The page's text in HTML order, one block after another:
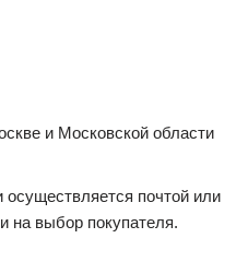
и Московской области
осуществляется почтой или
на выбор покупателя.